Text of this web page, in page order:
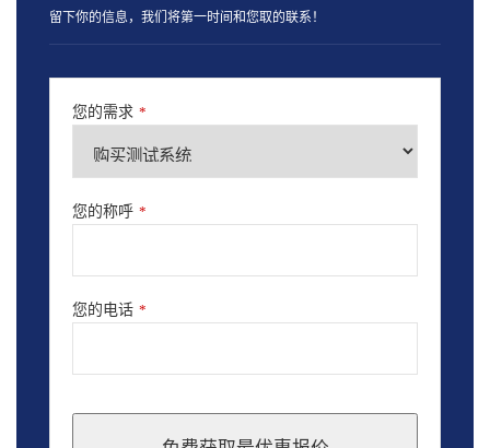
留下你的信息，我们将第一时间和您取的联系！
您的需求 *
您的称呼 *
您的电话 *